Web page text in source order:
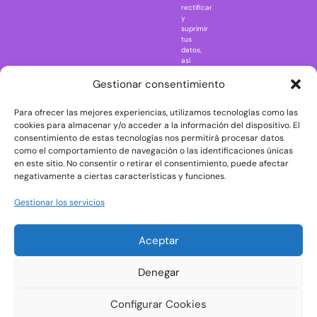
Gestionar consentimiento
Para ofrecer las mejores experiencias, utilizamos tecnologías como las
cookies para almacenar y/o acceder a la información del dispositivo. El
consentimiento de estas tecnologías nos permitirá procesar datos
como el comportamiento de navegación o las identificaciones únicas
en este sitio. No consentir o retirar el consentimiento, puede afectar
negativamente a ciertas características y funciones.
Gestionar los servicios
Aceptar
Denegar
Configurar Cookies
Rick and
The Big Bang
Theory
The Blues
Brothers
The
The Shining
rectificar
y
suprimir
tus
datos,
así
ejercer
consultando
la
información
adicional
y
detallada
sobre